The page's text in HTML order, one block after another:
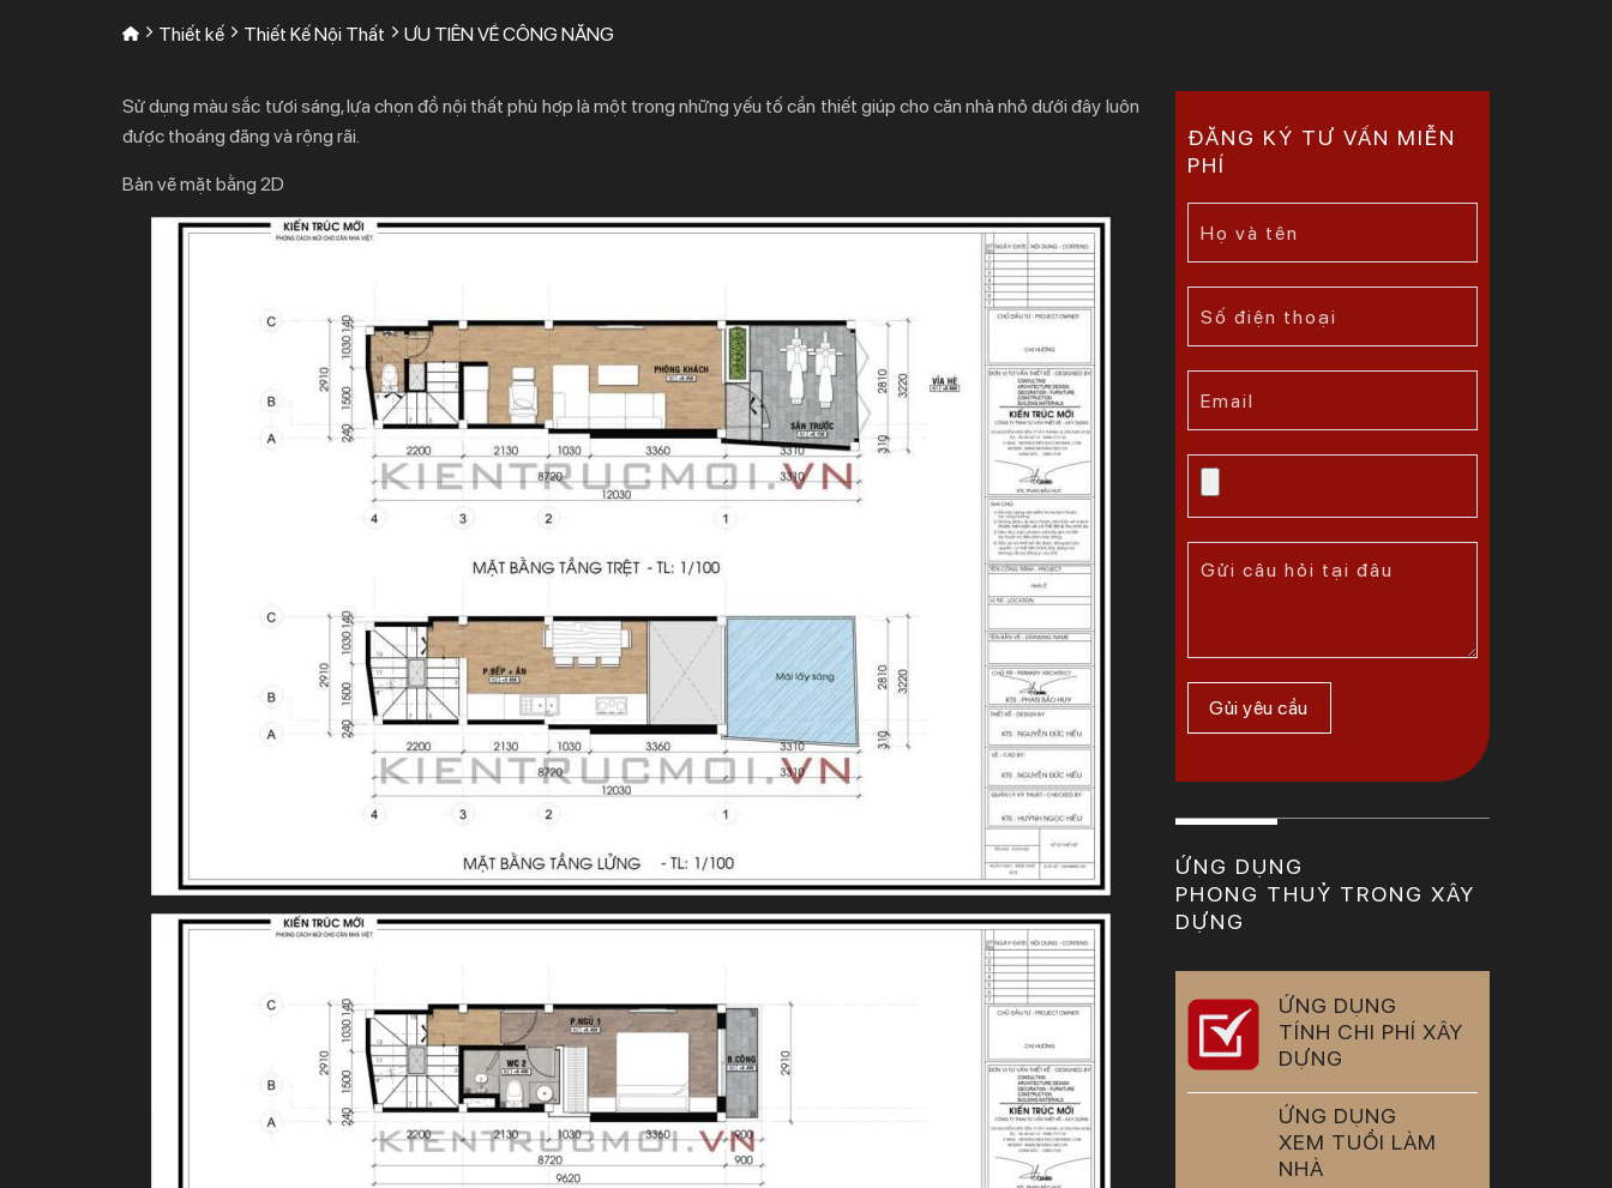
Thiết kế Thiết Kế Nội Thất ƯU TIÊN VỀ CÔNG NĂNG
Sử dụng màu sắc tươi sáng, lựa chọn đồ nội thất phù hợp là một trong những yếu tố cần thiết giúp cho căn nhà nhỏ dưới đây luôn
được thoáng đãng và rộng rãi.
Bản vẽ mặt bằng 2D
ĐĂNG KÝ TƯ VẤN MIỄN
PHÍ
ỨNG DỤNG
PHONG THUỶ TRONG XÂY
DỰNG
ỨNG DỤNG
TÍNH CHI PHÍ XÂY
DỰNG
ỨNG DỤNG
XEM TUỔI LÀM
NHÀ